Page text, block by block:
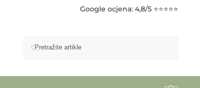
Google ocjena: 4,8/5 ⭐⭐⭐⭐⭐